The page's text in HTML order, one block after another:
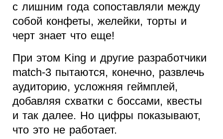
с лишним года сопоставляли между
собой конфеты, желейки, торты и
черт знает что еще!
При этом King и другие разработчики
match-3 пытаются, конечно, развлечь
аудиторию, усложняя геймплей,
добавляя схватки с боссами, квесты
и так далее. Но цифры показывают,
что это не работает.